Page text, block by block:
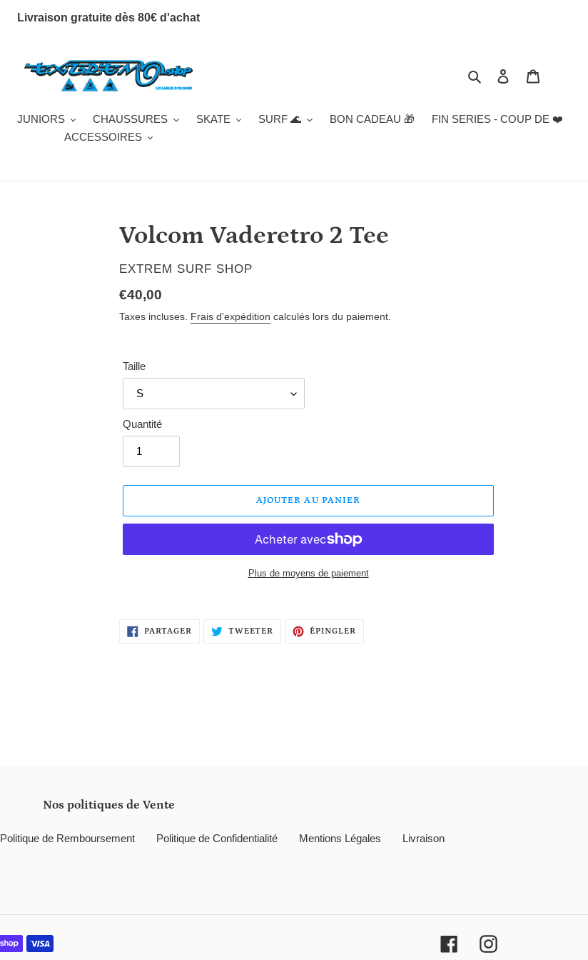
Livraison gratuite dès 80€ d'achat
RechercherSe connecter
JUNIORS CHAUSSURES SKATE SURF 🌊 BON CADEAU 🎁
FIN SERIES - COUP DE ❤️
ACCESSOIRES
Volcom Vaderetro 2 Tee
DISTRIBUTEUR
EXTREM SURF SHOP
Prix
normal
€40,00
Taxes incluses. Frais d'expédition calculés lors du paiement.
Taille
Quantité
AJOUTER AU PANIER
Plus de moyens de paiement
produitPARTAGER PARTAGERTWEETER TWEETERÉPINGLER
Nos politiques de Vente
Politique de Remboursement Politique de Confidentialité Mentions Légales Livraison
FacebookInstagram